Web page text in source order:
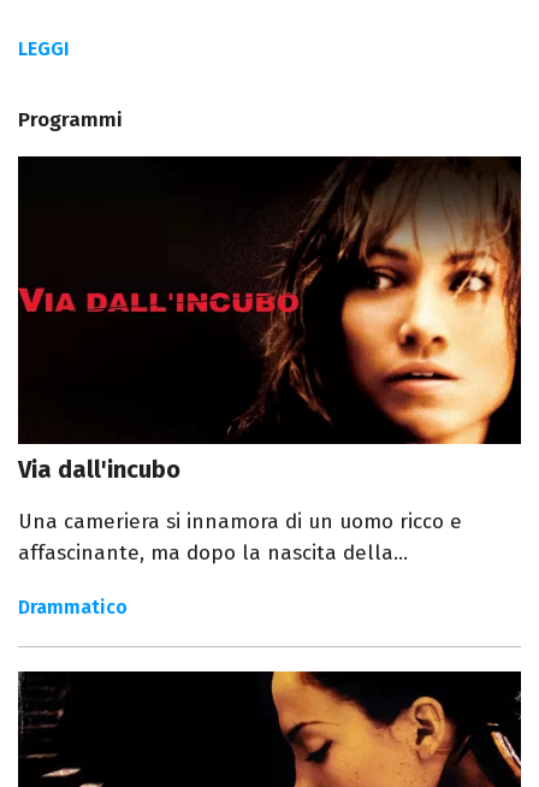
LEGGI
Programmi
Via dall'incubo
Una cameriera si innamora di un uomo ricco e
affascinante, ma dopo la nascita della...
Drammatico